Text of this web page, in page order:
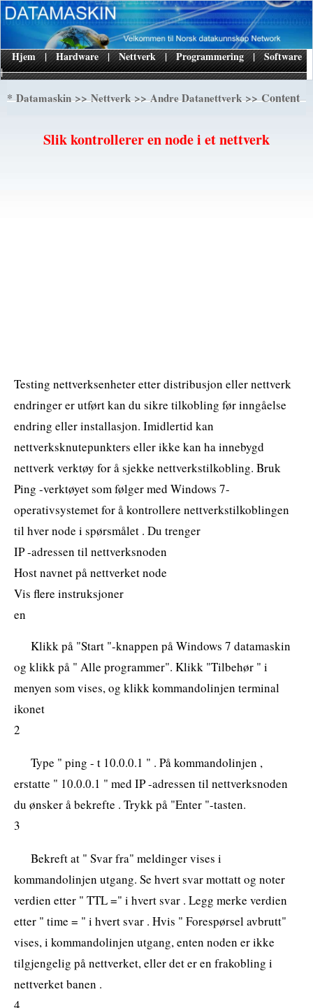
|
Hjem | Hardware | Nettverk | Programmering | Software
*Datamaskin>>Nettverk>>Andre Datanettverk>> Content
Slik kontrollerer en node i et nettverk
Testing nettverksenheter etter distribusjon eller nettverk
endringer er utført kan du sikre tilkobling før inngåelse
endring eller installasjon. Imidlertid kan
nettverksknutepunkters eller ikke kan ha innebygd
nettverk verktøy for å sjekke nettverkstilkobling. Bruk
Ping -verktøyet som følger med Windows 7-
operativsystemet for å kontrollere nettverkstilkoblingen
til hver node i spørsmålet . Du trenger
IP -adressen til nettverksnoden
Host navnet på nettverket node
Vis flere instruksjoner
en
Klikk på "Start "-knappen på Windows 7 datamaskin
og klikk på " Alle programmer". Klikk "Tilbehør " i
menyen som vises, og klikk kommandolinjen terminal
ikonet
2
Type " ping - t 10.0.0.1 " . På kommandolinjen ,
erstatte " 10.0.0.1 " med IP -adressen til nettverksnoden
du ønsker å bekrefte . Trykk på "Enter "-tasten.
3
Bekreft at " Svar fra" meldinger vises i
kommandolinjen utgang. Se hvert svar mottatt og noter
verdien etter " TTL =" i hvert svar . Legg merke verdien
etter " time = " i hvert svar . Hvis " Forespørsel avbrutt"
vises, i kommandolinjen utgang, enten noden er ikke
tilgjengelig på nettverket, eller det er en frakobling i
nettverket banen .